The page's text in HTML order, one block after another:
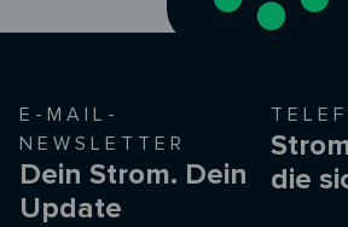
E-MAIL-
NEWSLETTER
Dein Strom. Dein
Update
die